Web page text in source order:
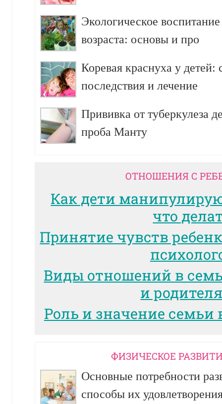
Экологическое
возраста: основы и про
Коревая краснуха у
последствия и лечение
Прививка от туберкулеза
проба Манту
ОТНОШЕНИЯ С
Как дети
что
Принятие чувств
Виды отношений в
и
Роль и значение семьи
ФИЗИЧЕСКОЕ
Основные потребности
способы их